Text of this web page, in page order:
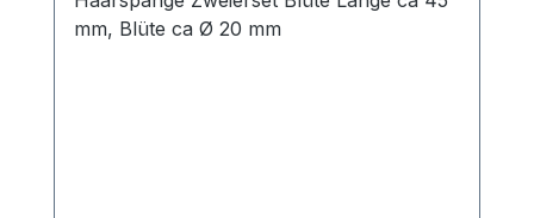
mm, Blüte ca Ø 20 mm